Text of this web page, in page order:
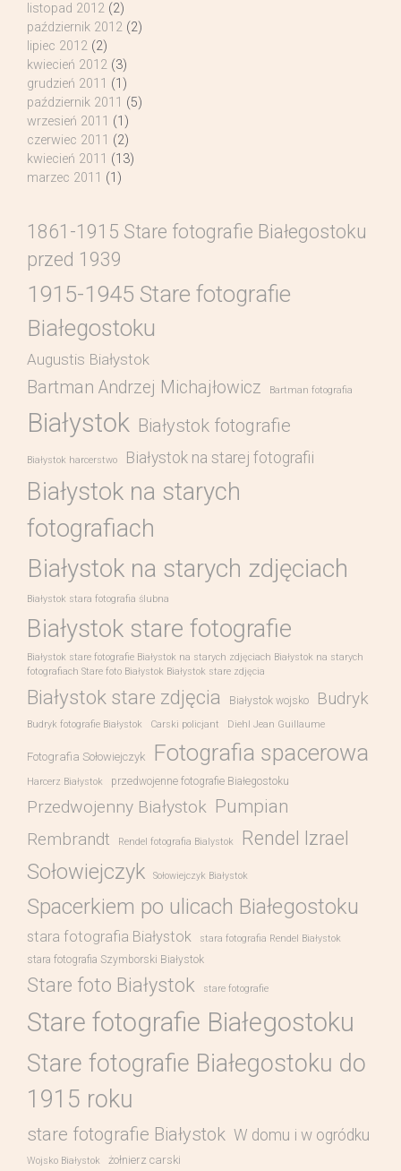
listopad 2012 (2)
październik 2012 (2)
lipiec 2012 (2)
kwiecień 2012 (3)
grudzień 2011 (1)
październik 2011 (5)
wrzesień 2011 (1)
czerwiec 2011 (2)
kwiecień 2011 (13)
marzec 2011 (1)
1861-1915 Stare fotografie Białegostoku
przed 1939
1915-1945 Stare fotografie
Białegostoku
Augustis Białystok
Bartman Andrzej Michajłowicz Bartman fotografia
Białystok Białystok fotografie
Białystok harcerstwo Białystok na starej fotografii
Białystok na starych
fotografiach
Białystok na starych zdjęciach
Białystok stara fotografia ślubna
Białystok stare fotografie
Białystok stare fotografie Białystok na starych zdjęciach Białystok na starych
fotografiach Stare foto Białystok Białystok stare zdjęcia
Białystok stare zdjęcia Białystok wojsko Budryk
Budryk fotografie Białystok Carski policjant Diehl Jean Guillaume
Fotografia Sołowiejczyk Fotografia spacerowa
Harcerz Białystok przedwojenne fotografie Białegostoku
Przedwojenny Białystok Pumpian
Rembrandt Rendel fotografia Bialystok Rendel Izrael
Sołowiejczyk Sołowiejczyk Białystok
Spacerkiem po ulicach Białegostoku
stara fotografia Białystok stara fotografia Rendel Białystok
stara fotografia Szymborski Białystok
Stare foto Białystok stare fotografie
Stare fotografie Białegostoku
Stare fotografie Białegostoku do
1915 roku
stare fotografie Białystok W domu i w ogródku
Wojsko Białystok żołnierz carski